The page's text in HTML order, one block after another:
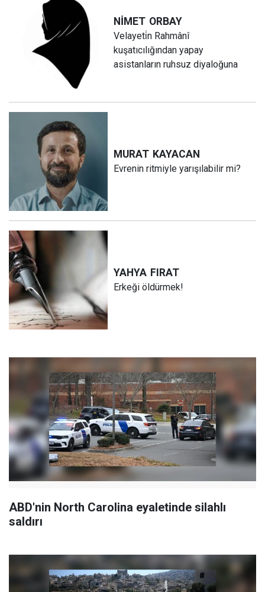
NİMET ORBAY
Velayeti̇n Rahmânî
kuşatıcılığından yapay
asistanların ruhsuz diyaloğuna
MURAT KAYACAN
Evrenin ritmiyle yarışılabilir mi?
YAHYA FIRAT
Erkeği öldürmek!
ABD'nin North Carolina eyaletinde silahlı
saldırı